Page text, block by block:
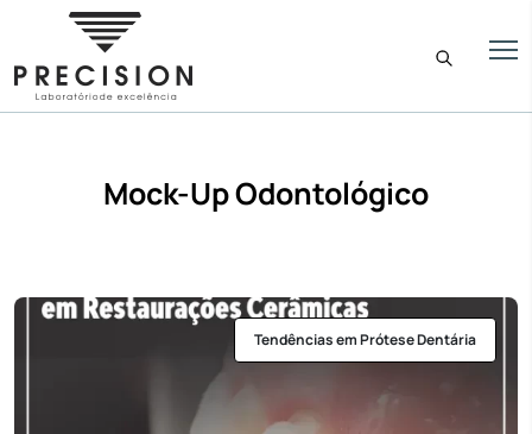
Mock-Up Odontológico
Tendências em Prótese Dentária